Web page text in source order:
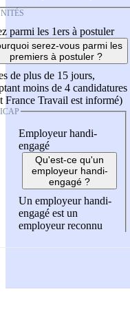
parmi les 1ers à postuler
serez-vous parmi les
premiers à postuler ?
de plus de 15 jours,
moins de 4 candidatures
France Travail est informé)
Employeur handi-
engagé
Qu'est-ce qu'un
employeur handi-
engagé ?
Un employeur handi-
engagé est un
employeur reconnu